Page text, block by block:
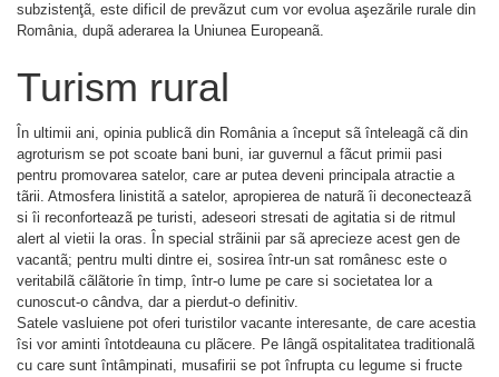
subzistenţã, este dificil de prevãzut cum vor evolua aşezãrile rurale din
România, dupã aderarea la Uniunea Europeanã.
Turism rural
În ultimii ani, opinia publicã din România a început sã înteleagã cã din
agroturism se pot scoate bani buni, iar guvernul a fãcut primii pasi
pentru promovarea satelor, care ar putea deveni principala atractie a
tãrii. Atmosfera linistitã a satelor, apropierea de naturã îi deconecteazã
si îi reconforteazã pe turisti, adeseori stresati de agitatia si de ritmul
alert al vietii la oras. În special strãinii par sã aprecieze acest gen de
vacantã; pentru multi dintre ei, sosirea într-un sat românesc este o
veritabilã cãlãtorie în timp, într-o lume pe care si societatea lor a
cunoscut-o cândva, dar a pierdut-o definitiv.
Satele vasluiene pot oferi turistilor vacante interesante, de care acestia
îsi vor aminti întotdeauna cu plãcere. Pe lângã ospitalitatea traditionalã
cu care sunt întâmpinati, musafirii se pot înfrupta cu legume si fructe